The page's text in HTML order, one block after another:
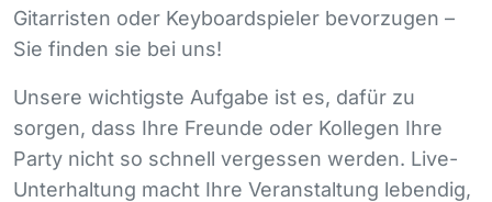
Gitarristen oder Keyboardspieler bevorzugen –
Sie finden sie bei uns!
Unsere wichtigste Aufgabe ist es, dafür zu
sorgen, dass Ihre Freunde oder Kollegen Ihre
Party nicht so schnell vergessen werden. Live-
Unterhaltung macht Ihre Veranstaltung lebendig,